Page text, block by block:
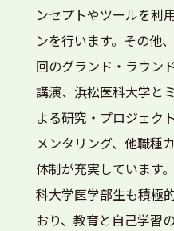
ンセプトやツールを利
ンを行います。その他
回のグランド・ラウン
講演、浜松医科大学と
よる研究・プロジェク
メンタリング、他職種
体制が充実しています
科大学医学部生も積極
おり、教育と自己学習